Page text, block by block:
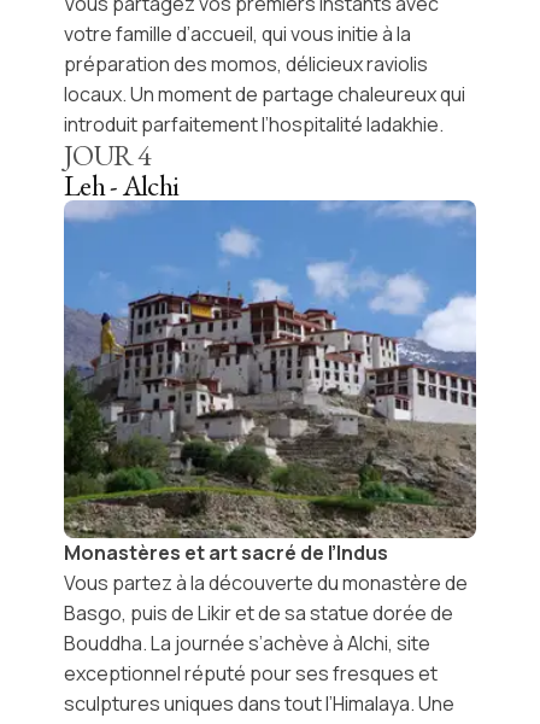
votrefamille d’accueil, qui vous initie à la
préparation des momos, délicieux raviolis
locaux. Un moment de partage chaleureux qui
introduit parfaitement l’hospitalité ladakhie.
JOUR4
Leh - Alchi
Monastères et art sacré de l’Indus
Vous partez à la découverte dumonastère de
Basgo, puis deLikiret de sa statue dorée de
Bouddha. La journée s’achève àAlchi, site
exceptionnel réputé pour ses fresques et
sculptures uniques dans tout l’Himalaya. Une